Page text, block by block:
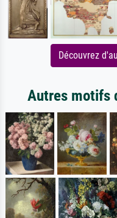
Découvrez
Autres motifs